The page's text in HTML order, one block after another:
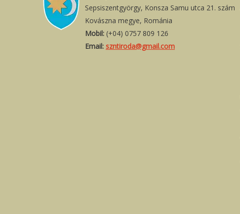
Sepsiszentgyörgy, Konsza Samu utca 21. szám
Kovászna megye, Románia
Mobil: (+04) 0757 809 126
Email: szntiroda@gmail.com